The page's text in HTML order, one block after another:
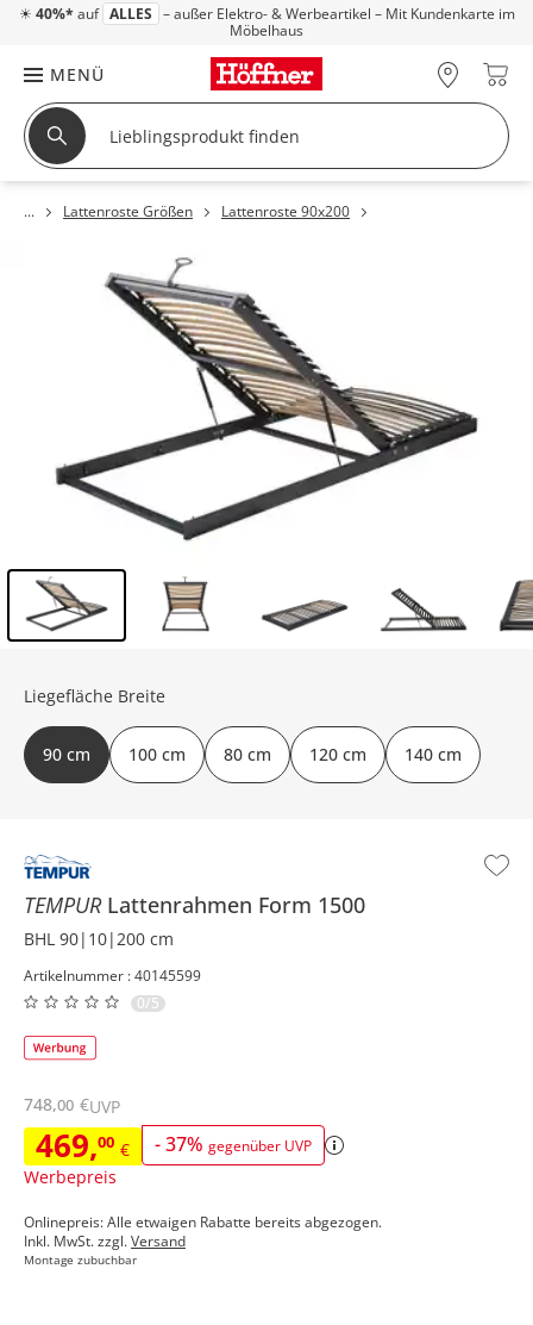
☀ 40%* auf ALLES – außer Elektro- & Werbeartikel – Mit Kundenkarte im
Möbelhaus
MENÜ
Lattenroste Größen Lattenroste 90x200
TEMPUR Lattenrahmen Form 1500
BHL 90|10|200 cm
Artikelnummer : 40145599
0/5
469,00 € -37% gegenüber UVP
Werbepreis
748,00 €UVP
Onlinepreis: Alle etwaigen Rabatte bereits abgezogen.
Inkl. MwSt. zzgl.Versand
Montage zubuchbar
Liegefläche Breite
90 cm 100 cm 80 cm 120 cm 140 cm